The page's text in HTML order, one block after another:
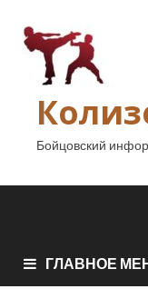
Бойцовский
ГЛАВНОЕ